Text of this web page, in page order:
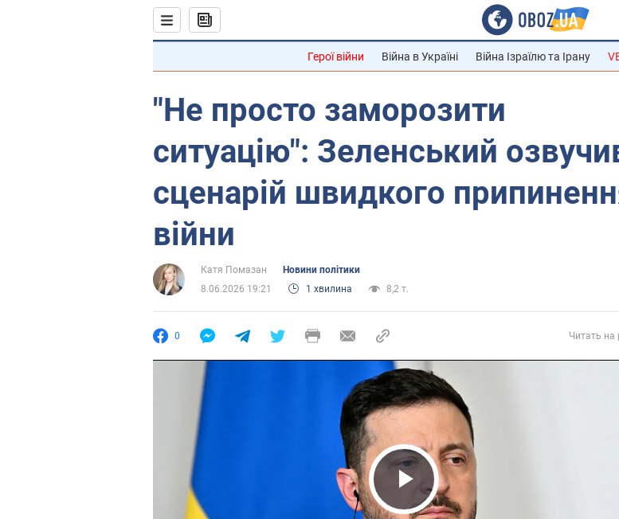
Герої війни Війна в Україні Війна Ізраїлю та Ірану
"Не просто заморозити
ситуацію": Зеленський
сценарій швидкого
війни
Катя Помазан
Новини політики
8.06.2026 19:21
1 хвилина 8,2 т.
0 Читать на
Play Video